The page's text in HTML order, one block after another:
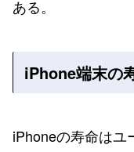
ある。
iPhone端末の
iPhoneの寿命はユ